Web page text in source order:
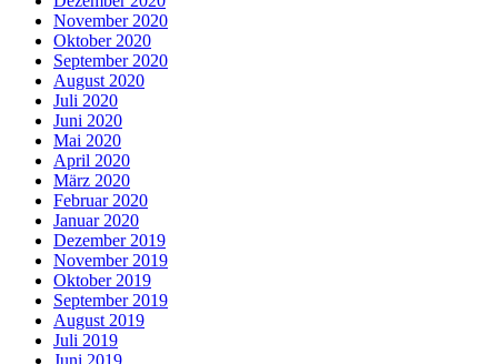
November 2020
Oktober 2020
September 2020
August 2020
Juli 2020
Juni 2020
Mai 2020
April 2020
März 2020
Februar 2020
Januar 2020
Dezember 2019
November 2019
Oktober 2019
September 2019
August 2019
Juli 2019